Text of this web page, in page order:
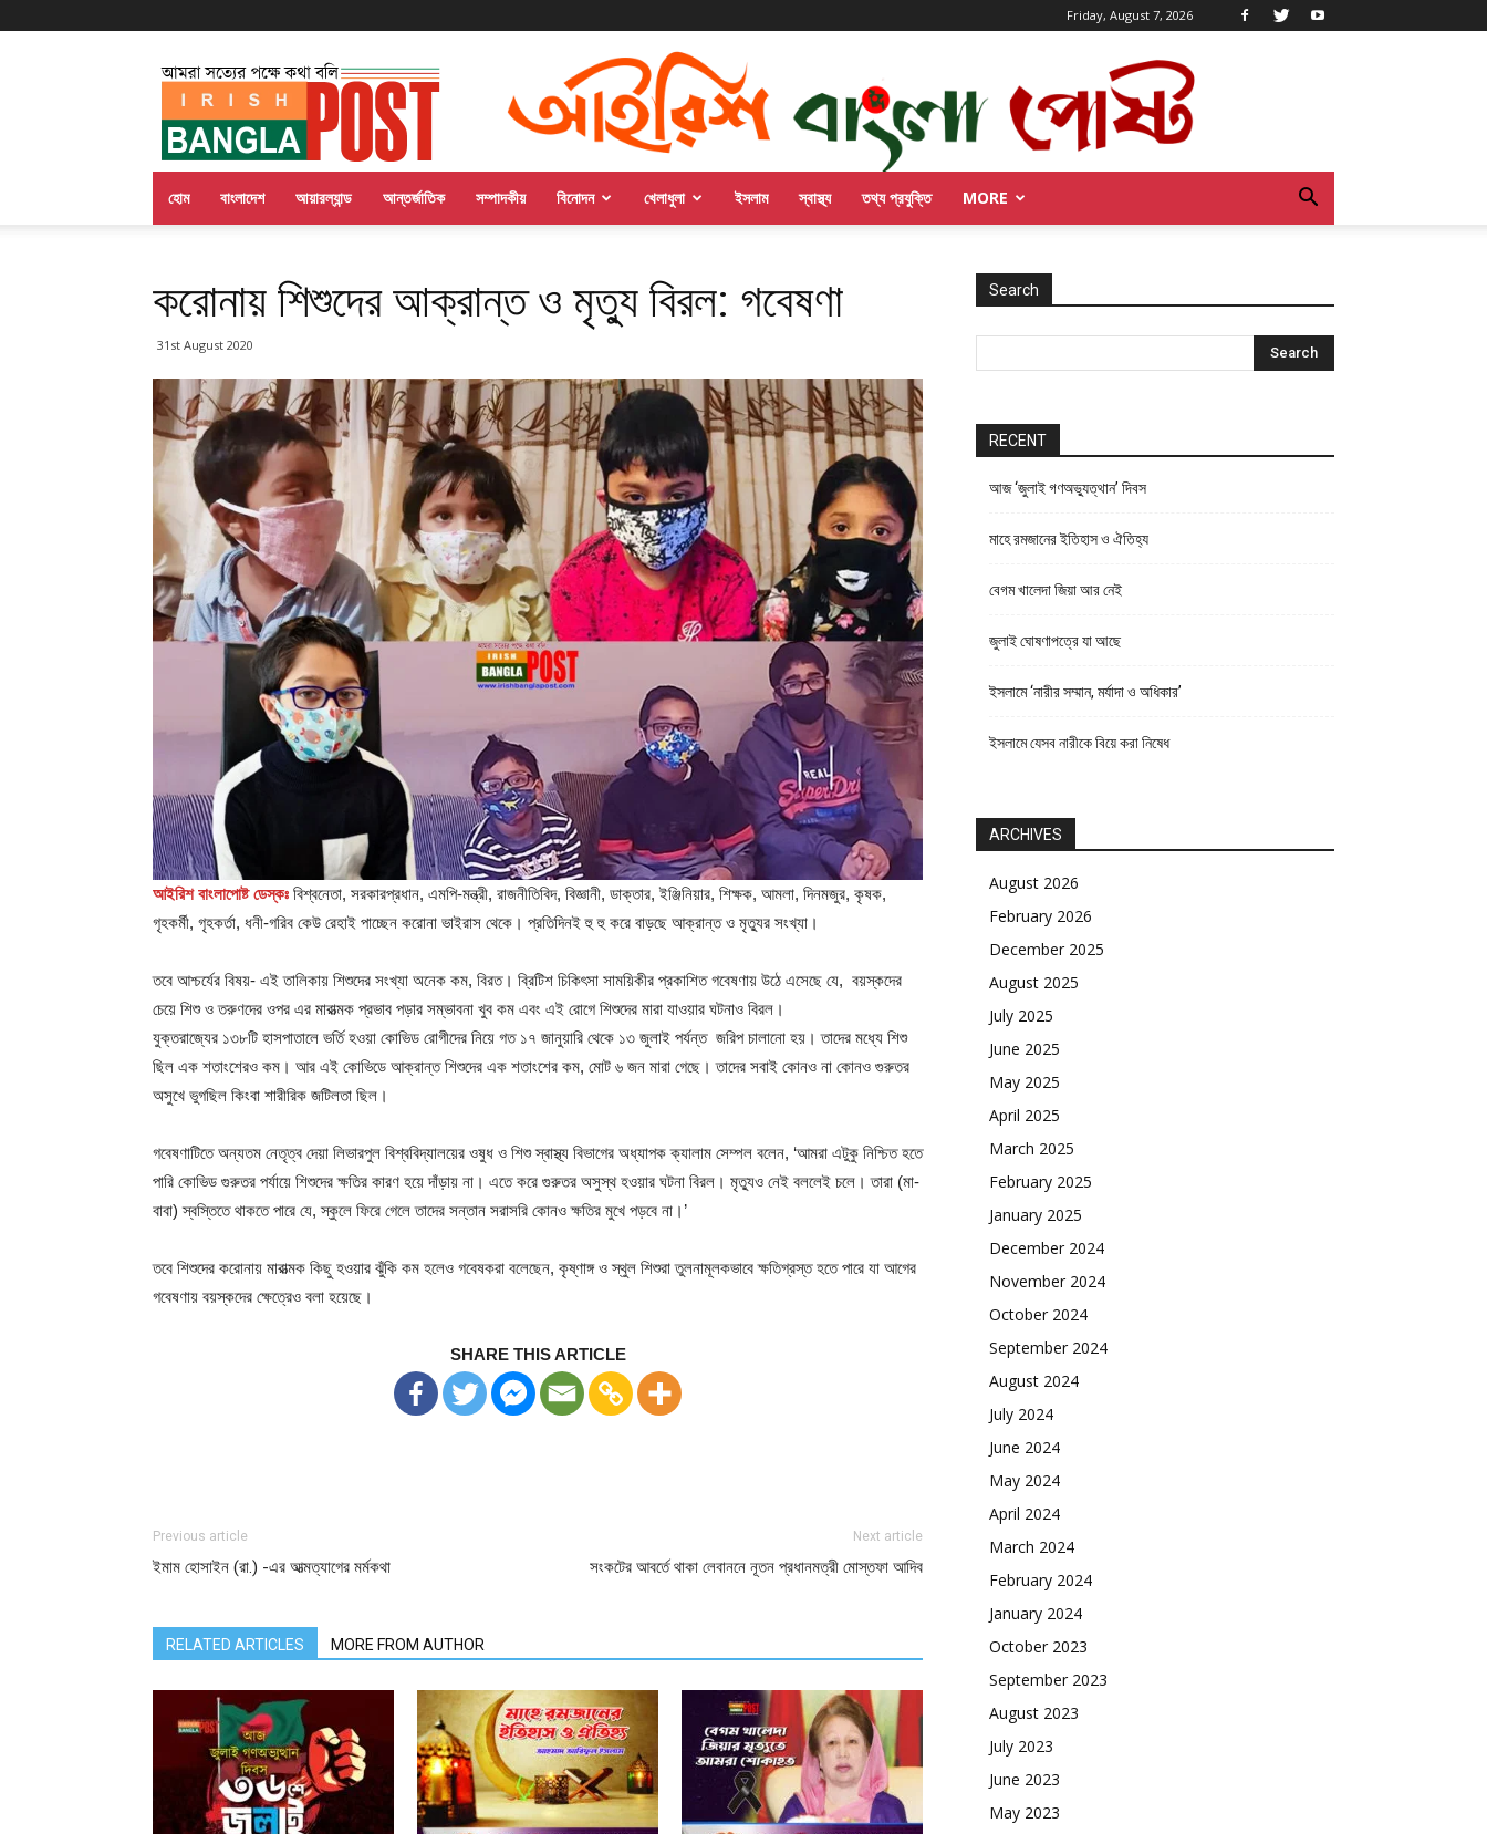
Friday, August 7, 2026
Irish
Bangla
Post
হোম বাংলাদেশ আয়ারল্যান্ড আন্তর্জাতিক সম্পাদকীয় বিনোদন খেলাধুলা ইসলাম স্বাস্থ্য তথ্য প্রযুক্তি MORE
করোনায় শিশুদের আক্রান্ত ও মৃত্যু বিরল: গবেষণা
31st August 2020
আইরিশ বাংলাপোষ্ট ডেস্কঃ বিশ্বনেতা, সরকারপ্রধান, এমপি-মন্ত্রী, রাজনীতিবিদ, বিজ্ঞানী, ডাক্তার, ইঞ্জিনিয়ার, শিক্ষক, আমলা, দিনমজুর, কৃষক,
গৃহকর্মী, গৃহকর্তা, ধনী-গরিব কেউ রেহাই পাচ্ছেন করোনা ভাইরাস থেকে। প্রতিদিনই হু হু করে বাড়ছে আক্রান্ত ও মৃত্যুর সংখ্যা।
তবে আশ্চর্যের বিষয়- এই তালিকায় শিশুদের সংখ্যা অনেক কম, বিরত। ব্রিটিশ চিকিৎসা সাময়িকীর প্রকাশিত গবেষণায় উঠে এসেছে যে, বয়স্কদের
চেয়ে শিশু ও তরুণদের ওপর এর মারাত্মক প্রভাব পড়ার সম্ভাবনা খুব কম এবং এই রোগে শিশুদের মারা যাওয়ার ঘটনাও বিরল।
যুক্তরাজ্যের ১৩৮টি হাসপাতালে ভর্তি হওয়া কোভিড রোগীদের নিয়ে গত ১৭ জানুয়ারি থেকে ১৩ জুলাই পর্যন্ত জরিপ চালানো হয়। তাদের মধ্যে শিশু
ছিল এক শতাংশেরও কম। আর এই কোভিডে আক্রান্ত শিশুদের এক শতাংশের কম, মোট ৬ জন মারা গেছে। তাদের সবাই কোনও না কোনও গুরুতর
অসুখে ভুগছিল কিংবা শারীরিক জটিলতা ছিল।
গবেষণাটিতে অন্যতম নেতৃত্ব দেয়া লিভারপুল বিশ্ববিদ্যালয়ের ওষুধ ও শিশু স্বাস্থ্য বিভাগের অধ্যাপক ক্যালাম সেম্পল বলেন, ‘আমরা এটুকু নিশ্চিত হতে
পারি কোভিড গুরুতর পর্যায়ে শিশুদের ক্ষতির কারণ হয়ে দাঁড়ায় না। এতে করে গুরুতর অসুস্থ হওয়ার ঘটনা বিরল। মৃত্যুও নেই বললেই চলে। তারা (মা-
বাবা) স্বস্তিতে থাকতে পারে যে, স্কুলে ফিরে গেলে তাদের সন্তান সরাসরি কোনও ক্ষতির মুখে পড়বে না।’
তবে শিশুদের করোনায় মারাত্মক কিছু হওয়ার ঝুঁকি কম হলেও গবেষকরা বলেছেন, কৃষ্ণাঙ্গ ও স্থুল শিশুরা তুলনামূলকভাবে ক্ষতিগ্রস্ত হতে পারে যা আগের
গবেষণায় বয়স্কদের ক্ষেত্রেও বলা হয়েছে।
SHARE THIS ARTICLE
Previous article
ইমাম হোসাইন (রা.) -এর আত্মত্যাগের মর্মকথা
Next article
সংকটের আবর্তে থাকা লেবাননে নূতন প্রধানমত্রী মোস্তফা আদিব
RELATED ARTICLES MORE FROM AUTHOR
Search
RECENT
আজ ‘জুলাই গণঅভ্যুত্থান’ দিবস
মাহে রমজানের ইতিহাস ও ঐতিহ্য
বেগম খালেদা জিয়া আর নেই
জুলাই ঘোষণাপত্রে যা আছে
ইসলামে ‘নারীর সম্মান, মর্যাদা ও অধিকার’
ইসলামে যেসব নারীকে বিয়ে করা নিষেধ
ARCHIVES
August 2026
February 2026
December 2025
August 2025
July 2025
June 2025
May 2025
April 2025
March 2025
February 2025
January 2025
December 2024
November 2024
October 2024
September 2024
August 2024
July 2024
June 2024
May 2024
April 2024
March 2024
February 2024
January 2024
October 2023
September 2023
August 2023
July 2023
June 2023
May 2023